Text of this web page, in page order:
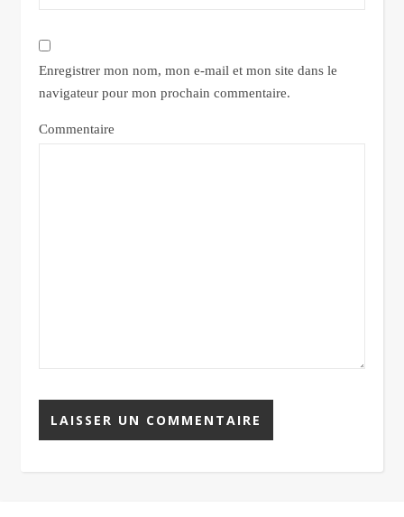
Enregistrer mon nom, mon e-mail et mon site dans le
navigateur pour mon prochain commentaire.
Commentaire